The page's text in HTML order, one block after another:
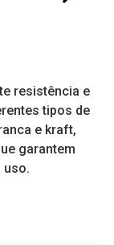
resistência e
tipos de
e kraft,
garantem
uso.